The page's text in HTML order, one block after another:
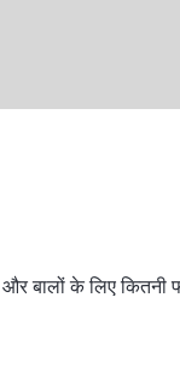
बालों के लिए कितनी